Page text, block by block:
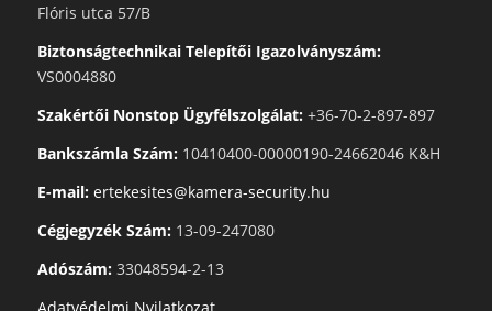
Flóris utca 57/B
Biztonságtechnikai Telepítői Igazolványszám:
VS0004880
Szakértői Nonstop Ügyfélszolgálat:+36-70-2-897-897
Bankszámla Szám:10410400-00000190-24662046 K&H
E-mail: ertekesites@kamera-security.hu
Cégjegyzék Szám:13-09-247080
Adószám:33048594-2-13
Adatvédelmi Nyilatkozat